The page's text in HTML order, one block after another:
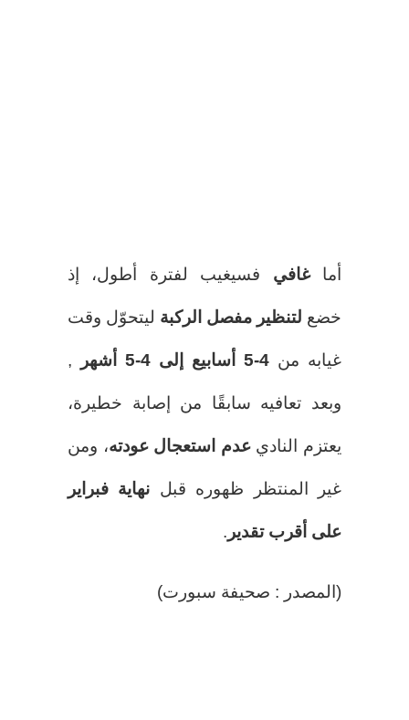
أماغافي فسيغيب لفترة أطول، إذ
خضع لتنظير مفصل الركبة ليتحوّل وقت
غيابه من 4-5 أسابيع إلى 4-5 أشهر ,
وبعد تعافيه سابقًا من إصابة خطيرة،
يعتزم الناديعدم استعجال عودته، ومن
غير المنتظر ظهوره قبل نهاية فبراير
على أقرب تقدير .
(المصدر : صحيفة سبورت)